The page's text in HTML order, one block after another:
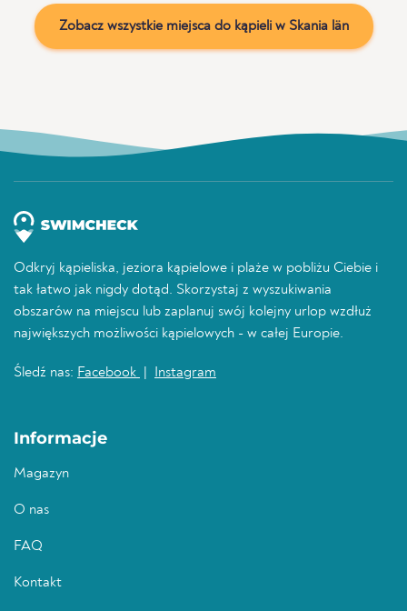
Zobacz wszystkie miejsca do kąpieli w Skania län
Odkryj kąpieliska, jeziora kąpielowe i plaże w pobliżu Ciebie i
tak łatwo jak nigdy dotąd. Skorzystaj z wyszukiwania
obszarów na miejscu lub zaplanuj swój kolejny urlop wzdłuż
największych możliwości kąpielowych - w całej Europie.
Śledź nas: Facebook Instagram
Informacje
Magazyn
O nas
FAQ
Kontakt